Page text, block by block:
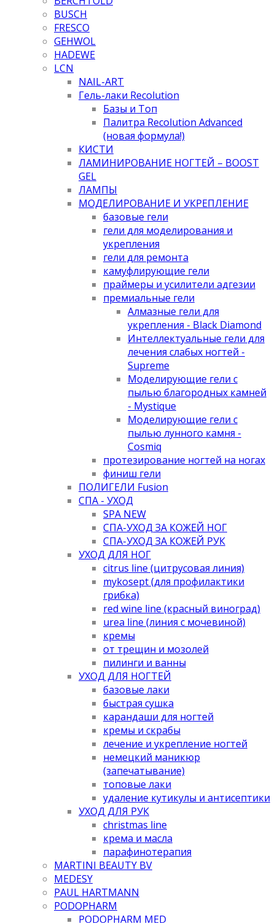
BUSCH
FRESCO
GEHWOL
HADEWE
LCN
NAIL-ART
Гель-лаки Recolution
Базы и Топ
Палитра Recolution Advanced
(новая формула!)
КИСТИ
ЛАМИНИРОВАНИЕ НОГТЕЙ – BOOST
GEL
ЛАМПЫ
МОДЕЛИРОВАНИЕ И УКРЕПЛЕНИЕ
базовые гели
гели для моделирования и
укрепления
гели для ремонта
камуфлирующие гели
праймеры и усилители адгезии
премиальные гели
Алмазные гели для
укрепления - Black Diamond
Интеллектуальные гели для
лечения слабых ногтей -
Supreme
Моделирующие гели с
пылью благородных камней
- Mystique
Моделирующие гели с
пылью лунного камня -
Cosmiq
протезирование ногтей на ногах
финиш гели
ПОЛИГЕЛИ Fusion
СПА - УХОД
SPA NEW
СПА-УХОД ЗА КОЖЕЙ НОГ
СПА-УХОД ЗА КОЖЕЙ РУК
УХОД ДЛЯ НОГ
citrus line (цитрусовая линия)
mykosept (для профилактики
грибка)
red wine line (красный виноград)
urea line (линия с мочевиной)
кремы
от трещин и мозолей
пилинги и ванны
УХОД ДЛЯ НОГТЕЙ
базовые лаки
быстрая сушка
карандаши для ногтей
кремы и скрабы
лечение и укрепление ногтей
немецкий маникюр
(запечатывание)
топовые лаки
удаление кутикулы и антисептики
УХОД ДЛЯ РУК
christmas line
крема и масла
парафинотерапия
MARTINI BEAUTY BV
MEDESY
PAUL HARTMANN
PODOPHARM
PODOPHARM MED